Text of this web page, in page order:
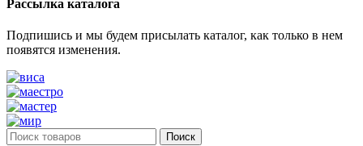
Рассылка каталога
Подпишись и мы будем присылать каталог, как только в нем
появятся изменения.
Поиск